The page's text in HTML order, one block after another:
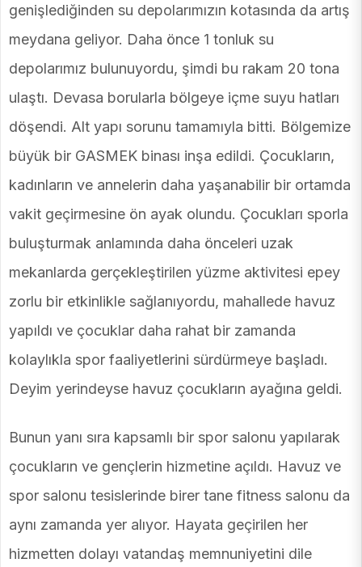
genişlediğinden su depolarımızın kotasında da artış
meydana geliyor. Daha önce 1 tonluk su
depolarımız bulunuyordu, şimdi bu rakam 20 tona
ulaştı. Devasa borularla bölgeye içme suyu hatları
döşendi. Alt yapı sorunu tamamıyla bitti. Bölgemize
büyük bir GASMEK binası inşa edildi. Çocukların,
kadınların ve annelerin daha yaşanabilir bir ortamda
vakit geçirmesine ön ayak olundu. Çocukları sporla
buluşturmak anlamında daha önceleri uzak
mekanlarda gerçekleştirilen yüzme aktivitesi epey
zorlu bir etkinlikle sağlanıyordu, mahallede havuz
yapıldı ve çocuklar daha rahat bir zamanda
kolaylıkla spor faaliyetlerini sürdürmeye başladı.
Deyim yerindeyse havuz çocukların ayağına geldi.
Bunun yanı sıra kapsamlı bir spor salonu yapılarak
çocukların ve gençlerin hizmetine açıldı. Havuz ve
spor salonu tesislerinde birer tane fitness salonu da
aynı zamanda yer alıyor. Hayata geçirilen her
hizmetten dolayı vatandaş memnuniyetini dile